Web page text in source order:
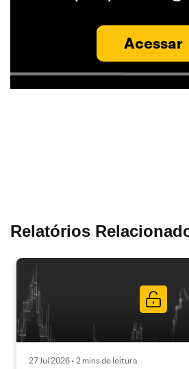
Acessar
Relatórios
27 Jul 2026 • 2 mins de leitura